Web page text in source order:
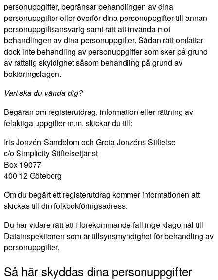
personuppgifter, begränsar behandlingen av dina
personuppgifter eller överför dina personuppgifter till annan
personuppgiftsansvarig samt rätt att invända mot
behandlingen av dina personuppgifter. Sådan rätt omfattar
dock inte behandling av personuppgifter som sker på grund
av rättslig skyldighet såsom behandling på grund av
bokföringslagen.
Vart ska du vända dig?
Begäran om registerutdrag, information eller rättning av
felaktiga uppgifter m.m. skickar du till:
Iris Jonzén-Sandblom och Greta Jonzéns Stiftelse
c/o Simplicity Stiftelsetjänst
Box 19077
400 12 Göteborg
Om du begärt ett registerutdrag kommer informationen att
skickas till din folkbokföringsadress.
Du har vidare rätt att i förekommande fall inge klagomål till
Datainspektionen som är tillsynsmyndighet för behandling av
personuppgifter.
Så här skyddas dina personuppgifter